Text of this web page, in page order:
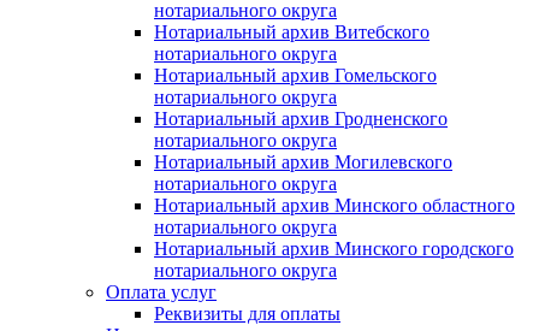
нотариального округа
Нотариальный архив Витебского
нотариального округа
Нотариальный архив Гомельского
нотариального округа
Нотариальный архив Гродненского
нотариального округа
Нотариальный архив Могилевского
нотариального округа
Нотариальный архив Минского областного
нотариального округа
Нотариальный архив Минского городского
нотариального округа
Оплата услуг
Реквизиты для оплаты